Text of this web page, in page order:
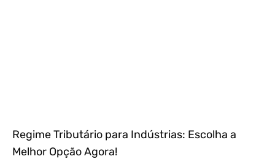
Regime Tributário para Indústrias: Escolha a
Melhor Opção Agora!